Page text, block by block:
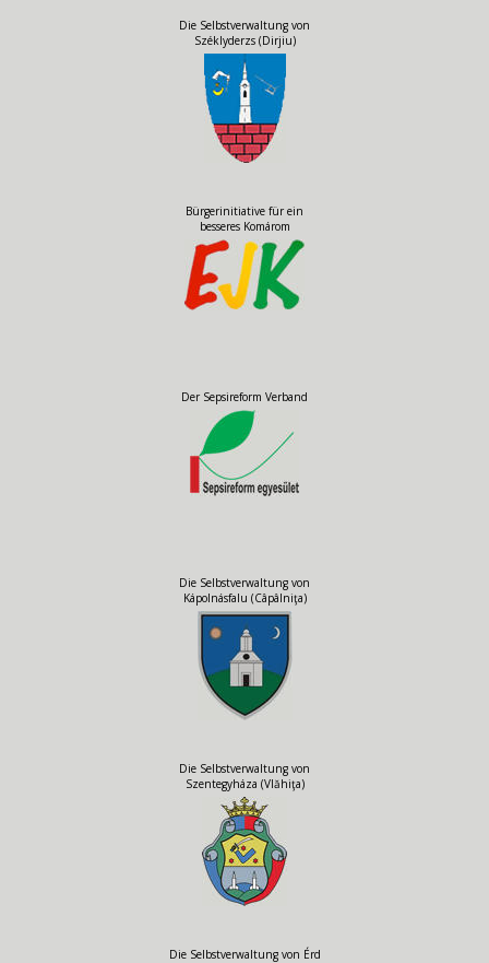
Die Selbstverwaltung von
Széklyderzs (Dirjiu)
Bürgerinitiative für ein
besseres Komárom
Der Sepsireform Verband
Die Selbstverwaltung von
Kápolnásfalu (Câpâlniţa)
Die Selbstverwaltung von
Szentegyháza (Vlăhiţa)
Die Selbstverwaltung von Érd